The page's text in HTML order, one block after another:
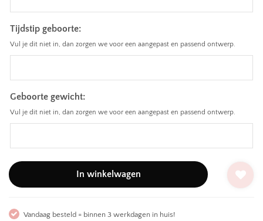
Tijdstip geboorte:
Vul je dit niet in, dan zorgen we voor een aangepast en passend ontwerp.
Geboorte gewicht:
Vul je dit niet in, dan zorgen we voor een aangepast en passend ontwerp.
In winkelwagen
Vandaag besteld = binnen 3 werkdagen in huis!